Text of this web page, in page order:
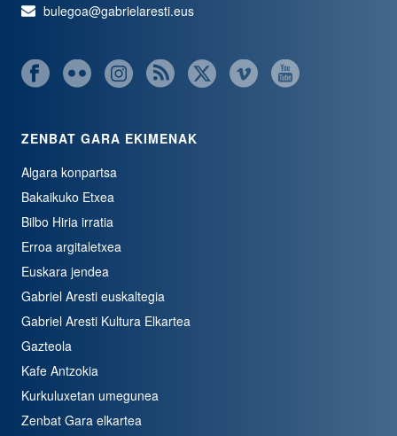
bulegoa@gabrielaresti.eus
ZENBAT GARA EKIMENAK
Algara konpartsa
Bakaikuko Etxea
Bilbo Hiria irratia
Erroa argitaletxea
Euskara jendea
Gabriel Aresti euskaltegia
Gabriel Aresti Kultura Elkartea
Gazteola
Kafe Antzokia
Kurkuluxetan umegunea
Zenbat Gara elkartea